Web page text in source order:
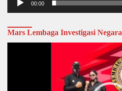
00:00
Mars Lembaga Investigasi Negara